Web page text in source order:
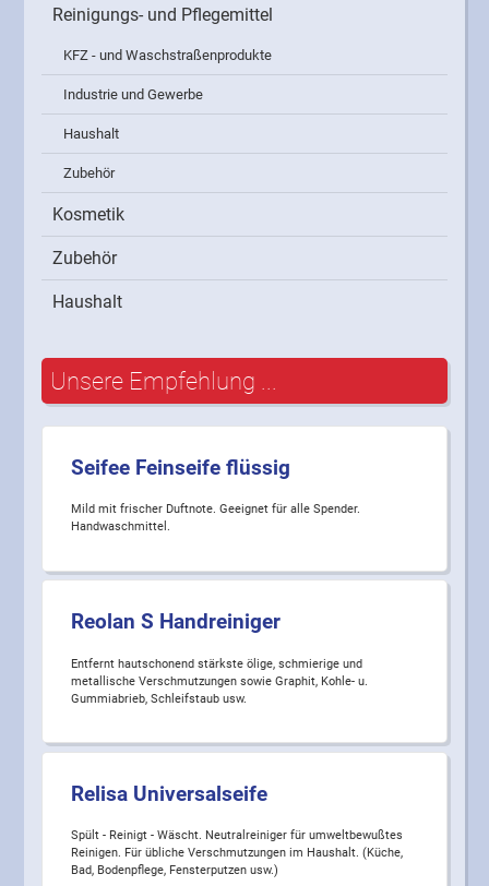
Reinigungs- und Pflegemittel
KFZ - und Waschstraßenprodukte
Industrie und Gewerbe
Haushalt
Zubehör
Kosmetik
Zubehör
Haushalt
Unsere Empfehlung ...
Seifee Feinseife flüssig
Mild mit frischer Duftnote. Geeignet für alle Spender.
Handwaschmittel.
Reolan S Handreiniger
Entfernt hautschonend stärkste ölige, schmierige und
metallische Verschmutzungen sowie Graphit, Kohle- u.
Gummiabrieb, Schleifstaub usw.
Relisa Universalseife
Spült - Reinigt - Wäscht. Neutralreiniger für umweltbewußtes
Reinigen. Für übliche Verschmutzungen im Haushalt. (Küche,
Bad, Bodenpflege, Fensterputzen usw.)